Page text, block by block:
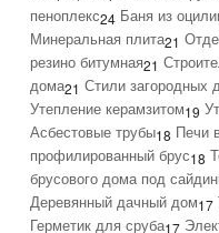
пеноплекс24 Баня из
Минеральная плита21
резино битумная21
дома21 Стили загородных
Утепление керамзитом19
Асбестовые трубы18 Печи
профилированный брус18
брусового дома под
Деревянный дачный дом17
Герметик для сруба17